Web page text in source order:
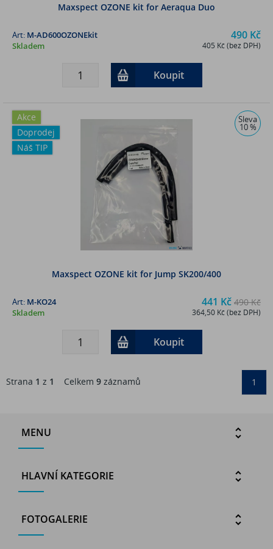
Maxspect OZONE kit for Aeraqua Duo
490 Kč
405 Kč (bez DPH)
Art: M-AD600OZONEkit
Skladem
Koupit
Akce
Doprodej
Náš TIP
Sleva
10 %
Maxspect OZONE kit for Jump SK200/400
441 Kč 490 Kč
364,50 Kč (bez DPH)
Art: M-KO24
Skladem
Koupit
Strana 1 z 1 Celkem 9 záznamů 1
MENU
HLAVNÍ KATEGORIE
FOTOGALERIE